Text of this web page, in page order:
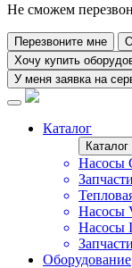
Не сможем
Перезвоните мне
Хочу купить
У меня заявка на
Каталог
Каталог
Насосы
Насосы
Насосы
Оборудование